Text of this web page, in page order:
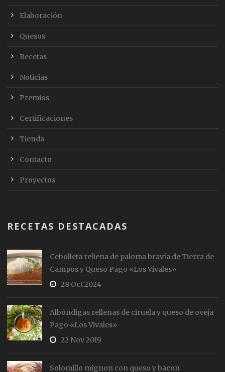
Elaboración
Quesos
Recetas
Noticias
Premios
Certificaciones
Tienda
Contacto
Proyectos
RECETAS DESTACADAS
Cebolleta rellena de paloma bravía de Tierra de
Campos y Queso Pago «Los Vivales»
28 Oct 2024
Albóndigas rellenas de ciruela y queso de oveja
Pago «Los Vivales»
22 Nov 2019
Solomillo mignon con queso y bacon